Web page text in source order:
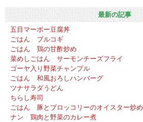
最新の記事
五目マーボー豆腐丼
ごはん プルコギ
ごはん 鶏の甘酢炒め
菜めしごはん サーモンチーズフライ
ゴーヤ入り野菜チャンプル
ごはん 和風おろしハンバーグ
ツナサラダうどん
ちらし寿司
ごはん 豚とブロッコリーのオイスター炒め
ナン 鶏肉と野菜のカレー煮